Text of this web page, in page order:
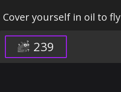
Cover yourself in oil to fly
239